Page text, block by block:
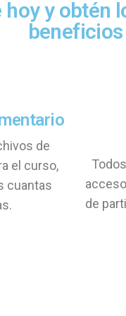
hoy y obtén
beneficios
de
el curso,
cuantas
de